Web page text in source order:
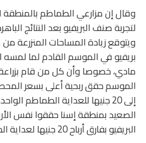
وقال إن مزارعي الطماطم
لتجربة صنف البريفيو بعد النتائج
ويتوقع زيادة المساحات
بريفيو في الموسم القادم لما لمسه
مادي، خصوصا وأن كل من قام بزراعة
إلى 20 جنيها للعداية الطماطم
الصعيد بمنطقة إسنا حققوا نفس
البريفيو بفارق أرباح 20 جنيها لعداية الطماطم الواحدة.